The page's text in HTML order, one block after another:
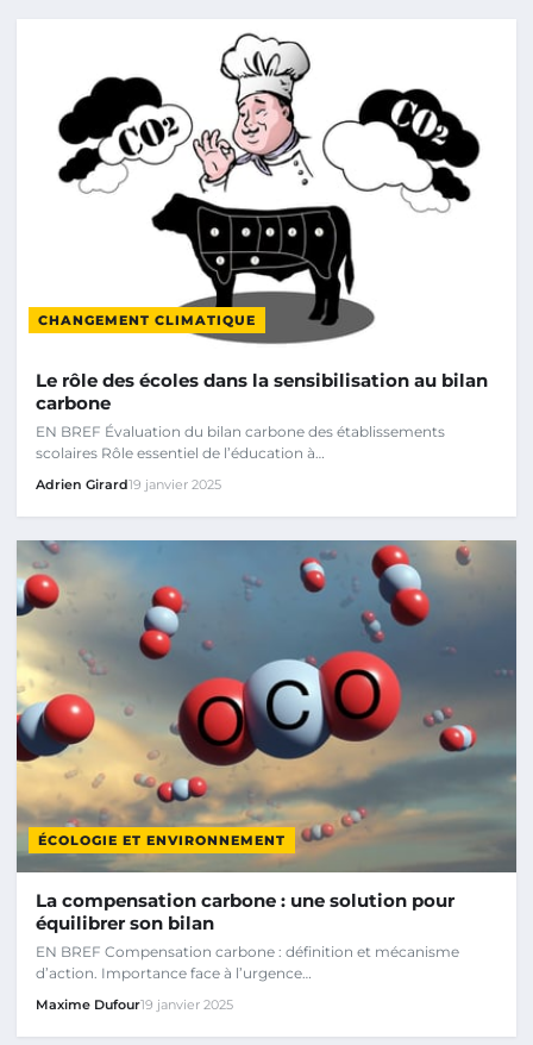
CHANGEMENT CLIMATIQUE
Le rôle des écoles dans la sensibilisation au bilan
carbone
EN BREF Évaluation du bilan carbone des établissements
scolaires Rôle essentiel de l’éducation à…
Adrien Girard19 janvier 2025
ÉCOLOGIE ET ENVIRONNEMENT
La compensation carbone : une solution pour
équilibrer son bilan
EN BREF Compensation carbone : définition et mécanisme
d’action. Importance face à l’urgence…
Maxime Dufour19 janvier 2025